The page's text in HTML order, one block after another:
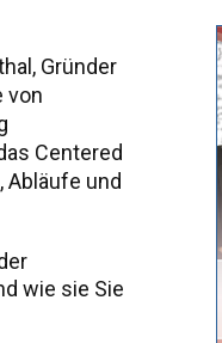
Gründer
von
Centered
und
wie sie Sie